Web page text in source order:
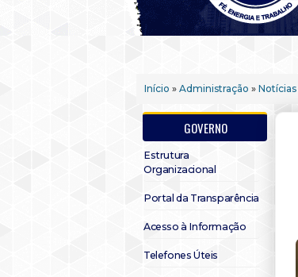
Início » Administração » Notícias
GOVERNO
Estrutura
Organizacional
Portal da Transparência
Acesso à Informação
Telefones Úteis